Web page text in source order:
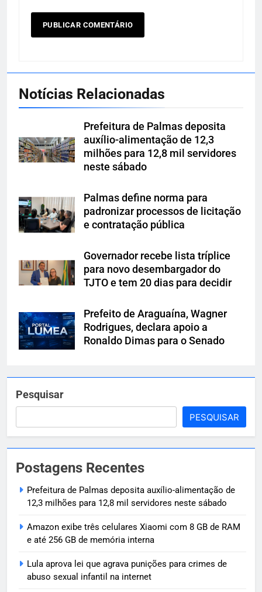
Notícias Relacionadas
Prefeitura de Palmas deposita
auxílio-alimentação de 12,3
milhões para 12,8 mil servidores
neste sábado
Palmas define norma para
padronizar processos de licitação
e contratação pública
Governador recebe lista tríplice
para novo desembargador do
TJTO e tem 20 dias para decidir
Prefeito de Araguaína, Wagner
Rodrigues, declara apoio a
Ronaldo Dimas para o Senado
Pesquisar
PESQUISAR
Postagens Recentes
Prefeitura de Palmas deposita auxílio-alimentação de
12,3 milhões para 12,8 mil servidores neste sábado
Amazon exibe três celulares Xiaomi com 8 GB de RAM
e até 256 GB de memória interna
Lula aprova lei que agrava punições para crimes de
abuso sexual infantil na internet